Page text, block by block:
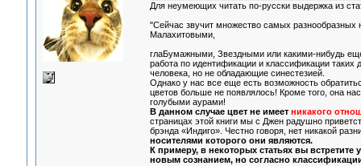
Для неумеющих читать по-русски выдержка из
"Сейчас звучит множество самых
Малахитовыми,
глаБумажными, Звездными или какими-нибудь
работа по идентификации и классификации таких
человека, но не обладающие синестезией.
Однако у нас все еще есть возможность
цветов больше не появлялось! Кроме того, она
голубыми аурами!
В данном случае цвет не имеет никакого
страницах этой книги мы с Джен радушно
брэнда «Индиго». Честно говоря, нет никакой
носителями которого они являются.
К примеру, в некоторых статьях вы
новым сознанием, но согласно